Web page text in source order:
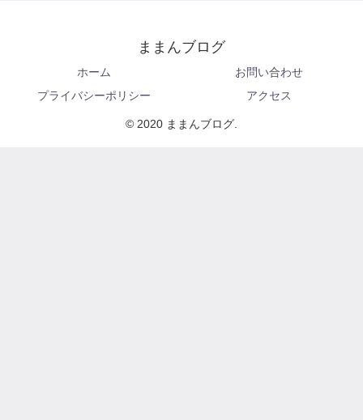
ままんブログ
ホーム
お問い合わせ
プライバシーポリシー
アクセス
© 2020 ままんブログ.